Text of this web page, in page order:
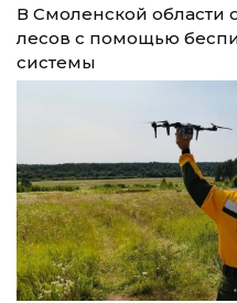
В Смоленской области
лесов с помощью
системы